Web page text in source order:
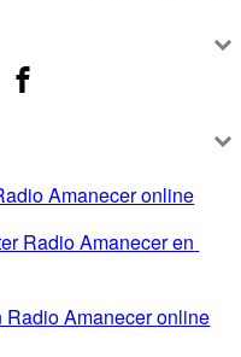
Amanecer online
Radio Amanecer en
Radio Amanecer online